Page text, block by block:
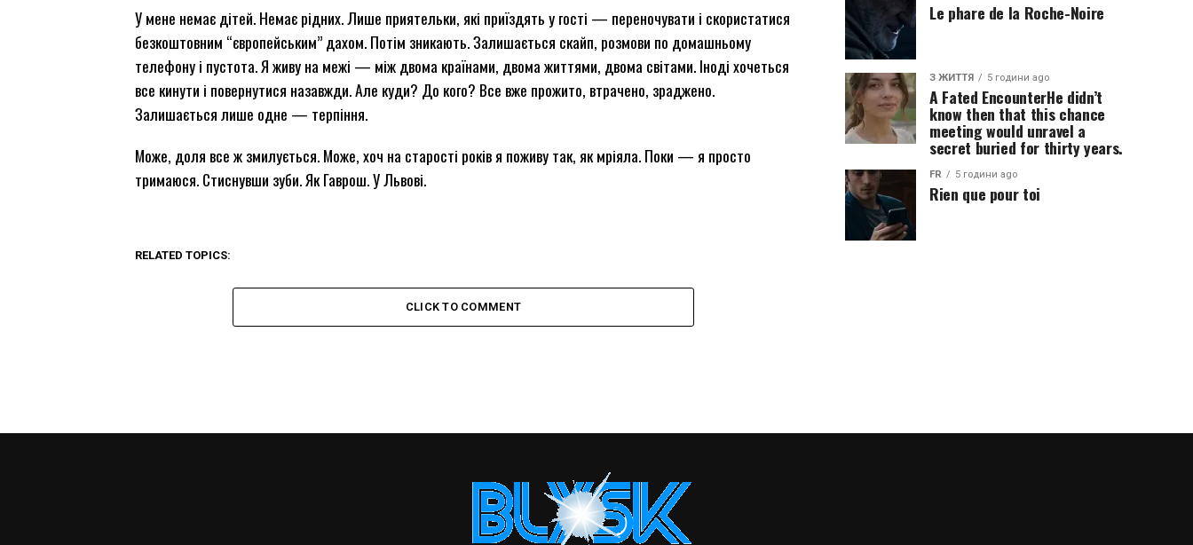
У мене немає дітей. Немає рідних. Лише приятельки, які приїздять у гості — переночувати і скористатися
безкоштовним “європейським” дахом. Потім зникають. Залишається скайп, розмови по домашньому
телефону і пустота. Я живу на межі — між двома країнами, двома життями, двома світами. Іноді хочеться
все кинути і повернутися назавжди. Але куди? До кого? Все вже прожито, втрачено, зраджено.
Залишається лише одне — терпіння.
Може, доля все ж змилується. Може, хоч на старості років я поживу так, як мріяла. Поки — я просто
тримаюся. Стиснувши зуби. Як Гаврош. У Львові.
RELATED TOPICS:
CLICK TO COMMENT
Le phare de la Roche-Noire
З ЖИТТЯ 5 години ago
A Fated EncounterHe didn’t
know then that this chance
meeting would unravel a
secret buried for thirty years.
FR 5 години ago
Rien que pour toi